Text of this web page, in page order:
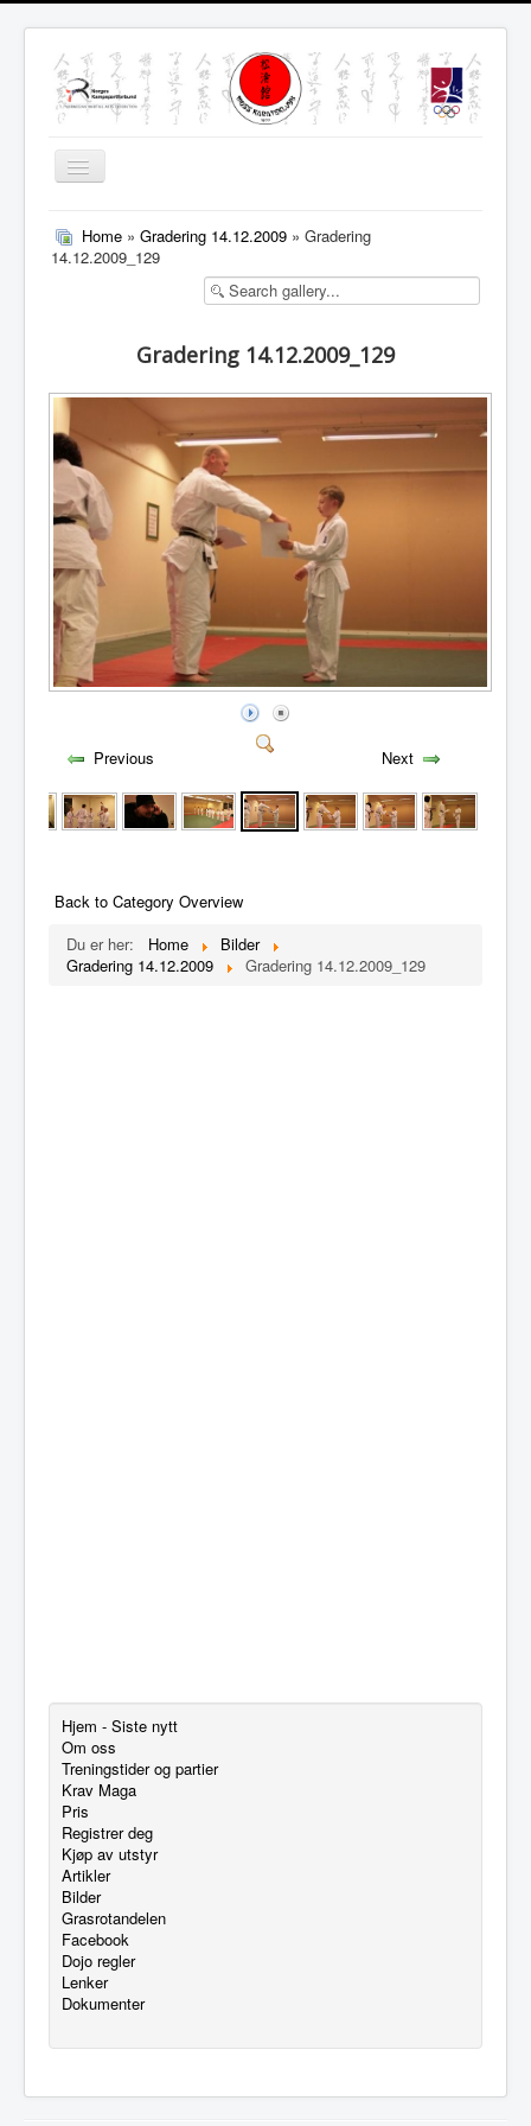
Skjul/Vis
navigasjon
Home » Gradering 14.12.2009 » Gradering
14.12.2009_129
Gradering 14.12.2009_129
Previous Next
Back to Category Overview
Du er her:
Home
Bilder
Gradering 14.12.2009
Gradering 14.12.2009_129
Hjem - Siste nytt
Om oss
Treningstider og partier
Krav Maga
Pris
Registrer deg
Kjøp av utstyr
Artikler
Bilder
Grasrotandelen
Facebook
Dojo regler
Lenker
Dokumenter